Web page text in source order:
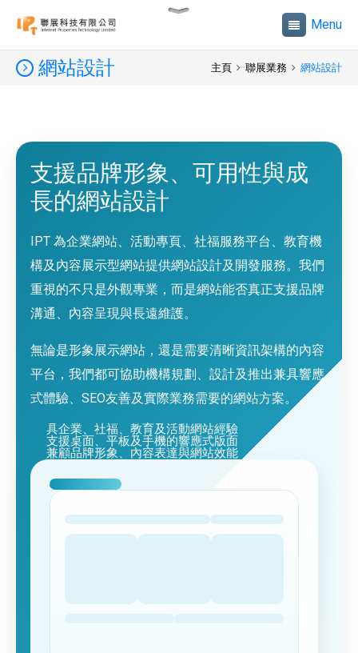
網站設計 主頁 聯展業務 網站設計
支援品牌形象、可用性與成
長的網站設計
IPT 為企業網站、活動專頁、社福服務平台、教育機
構及內容展示型網站提供網站設計及開發服務。我們
重視的不只是外觀專業，而是網站能否真正支援品牌
溝通、內容呈現與長遠維護。
無論是形象展示網站，還是需要清晰資訊架構的內容
平台，我們都可協助機構規劃、設計及推出兼具響應
式體驗、SEO友善及實際業務需要的網站方案。
具企業、社福、教育及活動網站經驗
支援桌面、平板及手機的響應式版面
兼顧品牌形象、內容表達與網站效能